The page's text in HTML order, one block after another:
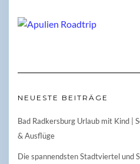
NEUESTE BEITRÄGE
Bad Radkersburg Urlaub mit Kind |
& Ausflüge
Die spannendsten Stadtviertel und